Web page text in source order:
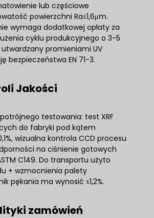
lub częściowe
powierzchni Ra≤1,6μm.
wymaga dodatkowej opłaty za
cyklu produkcyjnego o 3-5
promieniami UV
bezpieczeństwa EN 71-3.
Jakości
testowania: test XRF
do fabryki pod kątem
wizualna kontrola CCD procesu
na ciśnienie gotowych
C149. Do transportu użyto
+ wzmocnienia palety
pękania ma wynosić ≤1,2%.
zamówień